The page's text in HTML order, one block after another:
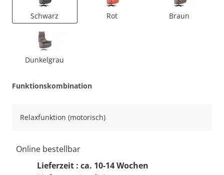
Schwarz Rot Braun
Dunkelgrau
Funktionskombination
Relaxfunktion (motorisch)
Online bestellbar
Lieferzeit : ca. 10-14 Wochen